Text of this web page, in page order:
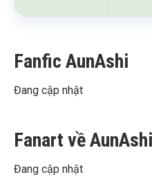
Fanfic AunAshi
Đang cập nhật
Fanart về AunAshi
Đang cập nhật